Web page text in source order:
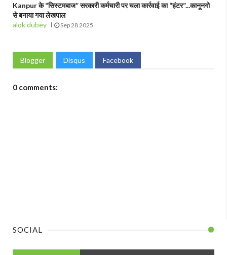
Kanpur के “सिस्टमबाज” सरकारी कर्मचारी पर चला कार्रवाई का “हंटर”...कानूनगो
से बनाया गया लेखपाल
alok dubey
Sep 28 2025
Blogger Disqus Facebook
0 comments:
SOCIAL